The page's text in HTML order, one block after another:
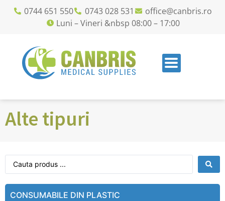
0744 651 550 0743 028 531
office@canbris.ro
Luni – Vineri &nbsp 08:00 – 17:00
Alte tipuri
CONSUMABILE DIN PLASTIC